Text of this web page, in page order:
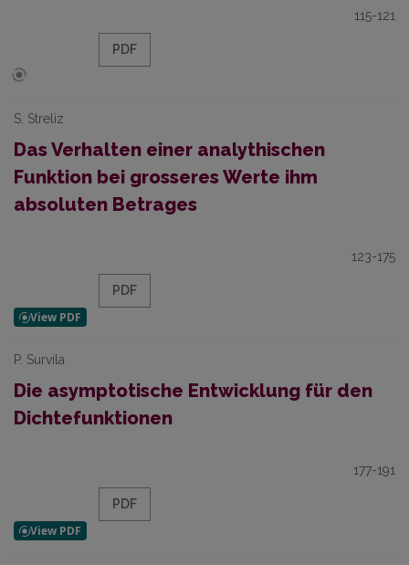
115-121
PDF
S. Streliz
Das Verhalten einer analythischen
Funktion bei grosseres Werte ihm
absoluten Betrages
123-175
PDF
P. Survila
Die asymptotische Entwicklung für den
Dichtefunktionen
177-191
PDF